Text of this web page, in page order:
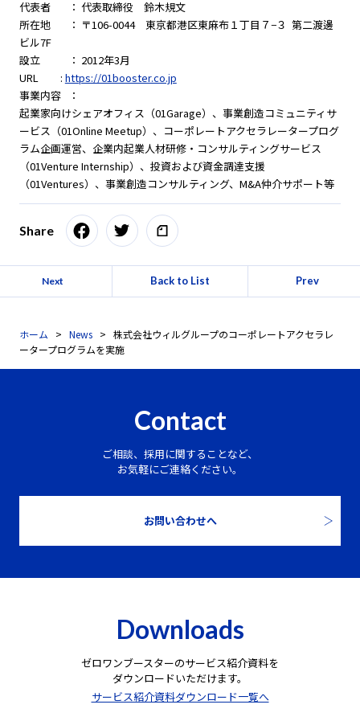
代表者 ： 代表取締役 鈴木規文
所在地 ： 〒106-0044 東京都港区東麻布１丁目７−３ 第二渡邊
ビル7F
設立 ： 2012年3月
URL : https://01booster.co.jp
事業内容 ：
起業家向けシェアオフィス（01Garage）、事業創造コミュニティサ
ービス（01Online Meetup）、コーポレートアクセラレータープログ
ラム企画運営、企業内起業人材研修・コンサルティングサービス
（01Venture Internship）、投資および資金調達支援
（01Ventures）、事業創造コンサルティング、M&A仲介サポート等
Share
Next Back to List Prev
ホーム News
株式会社ウィルグループのコーポレートアクセラレ
ータープログラムを実施
Contact
ご相談、採用に関することなど、
お気軽にご連絡ください。
お問い合わせへ
Downloads
ゼロワンブースターのサービス紹介資料を
ダウンロードいただけます。
サービス紹介資料ダウンロード一覧へ